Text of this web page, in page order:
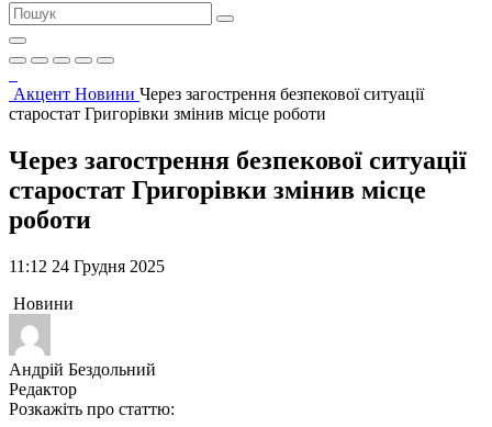
Акцент Новини Через загострення безпекової ситуації
старостат Григорівки змінив місце роботи
Через загострення безпекової ситуації
старостат Григорівки змінив місце
роботи
11:12 24 Грудня 2025
Новини
Андрій Бездольний
Редактор
Розкажіть про статтю: